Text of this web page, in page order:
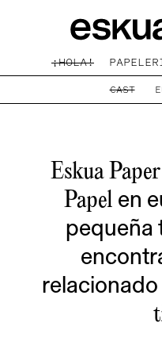
¡HOLA!
CAST
Eskua Paper
Papel en
pequeña